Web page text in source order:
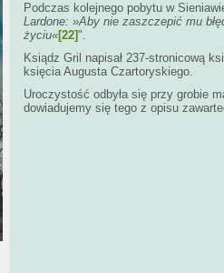
Podczas kolejnego pobytu w
Lardone: »Aby nie zaszczepić mu
życiu«[22]".
Ksiądz Gril napisał 237-stronicową
księcia Augusta Czartoryskiego.
Uroczystość odbyła się przy grobie
dowiadujemy się tego z opisu